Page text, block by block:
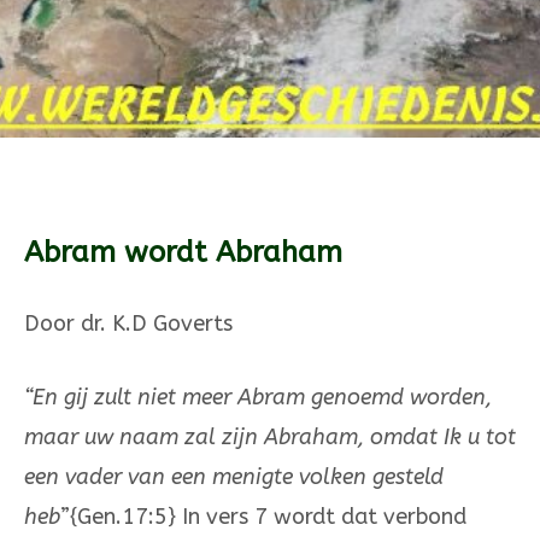
Abram wordt Abraham
Door dr. K.D Goverts
“En gij zult niet meer Abram genoemd worden,
maar uw naam zal zijn Abra­ham, omdat Ik u tot
een vader van een menigte volken ge­steld
heb”{Gen.17:5} In vers 7 wordt dat verbond